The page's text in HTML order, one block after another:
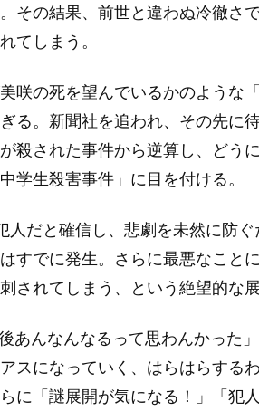
その結果、前世と違わぬ冷徹さ
てしまう。
咲の死を望んでいるかのような
る。新聞社を追われ、その先に
殺された事件から逆算し、どう
学生殺害事件」に目を付ける。
人だと確信し、悲劇を未然に防
すでに発生。さらに最悪なこと
されてしまう、という絶望的な
あんなんなるって思わんかった
スになっていく、はらはらする
に「謎展開が気になる！」「犯